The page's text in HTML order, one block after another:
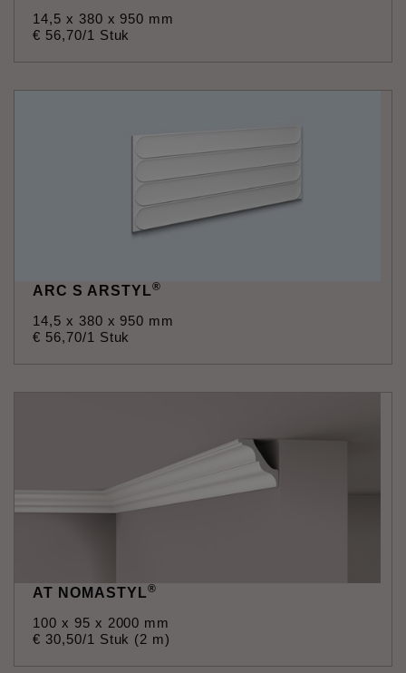
14,5 x 380 x 950 mm
€ 56,70/1 Stuk
ARC S ARSTYL®
14,5 x 380 x 950 mm
€ 56,70/1 Stuk
AT NOMASTYL®
100 x 95 x 2000 mm
€ 30,50/1 Stuk (2 m)